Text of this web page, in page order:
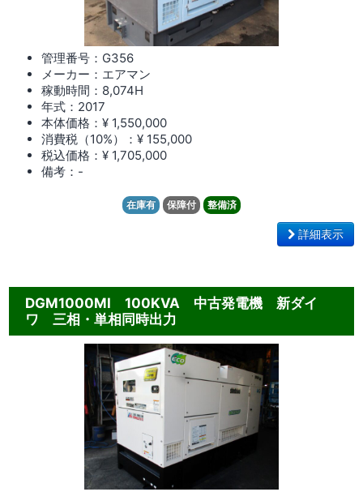
管理番号：G356
メーカー：エアマン
稼動時間：8,074H
年式：2017
本体価格：¥ 1,550,000
消費税（10%）：¥ 155,000
税込価格：¥ 1,705,000
備考：-
在庫有 保障付 整備済
詳細表示
DGM1000MI 100KVA 中古発電機 新ダイ
ワ 三相・単相同時出力